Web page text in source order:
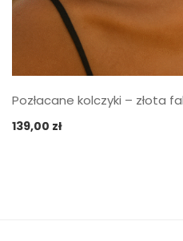
Pozłacane kolczyki – złota
139,00 zł